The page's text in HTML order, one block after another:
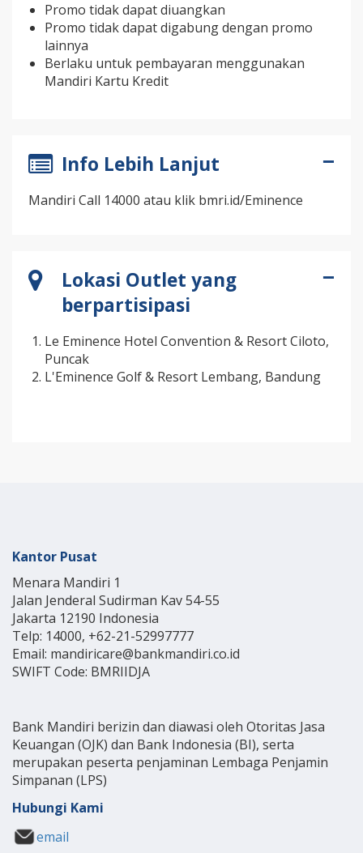
Promo tidak dapat diuangkan
Promo tidak dapat digabung dengan promo
lainnya
Berlaku untuk pembayaran menggunakan
Mandiri Kartu Kredit
Info Lebih Lanjut
Mandiri Call 14000 atau klik bmri.id/Eminence
Lokasi Outlet yang
berpartisipasi
Le Eminence Hotel Convention & Resort Ciloto,
Puncak
L'Eminence Golf & Resort Lembang, Bandung
Kantor Pusat
Menara Mandiri 1
Jalan Jenderal Sudirman Kav 54-55
Jakarta 12190 Indonesia
Telp: 14000, +62-21-52997777
Email: mandiricare@bankmandiri.co.id
SWIFT Code: BMRIIDJA
Bank Mandiri berizin dan diawasi oleh Otoritas Jasa
Keuangan (OJK) dan Bank Indonesia (BI), serta
merupakan peserta penjaminan Lembaga Penjamin
Simpanan (LPS)
Hubungi Kami
email